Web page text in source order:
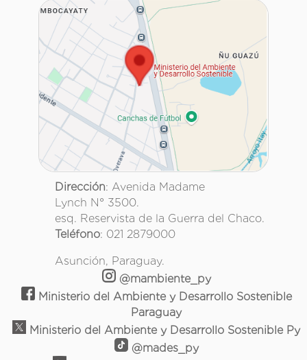
Dirección: Avenida Madame
Lynch N° 3500.
esq. Reservista de la Guerra del Chaco.
Teléfono: 021 2879000
Asunción, Paraguay.
@mambiente_py
Ministerio del Ambiente y Desarrollo Sostenible
Paraguay
Ministerio del Ambiente y Desarrollo Sostenible Py
@mades_py